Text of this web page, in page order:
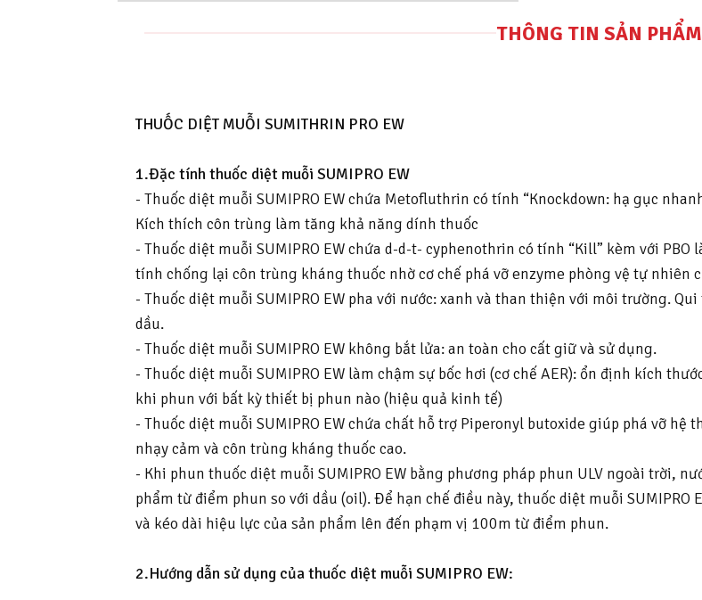
THÔNG TIN SẢN PHẨM
THUỐC DIỆT MUỖI SUMITHRIN PRO EW
1.Đặc tính thuốc diệt muỗi SUMIPRO EW
- Thuốc diệt muỗi SUMIPRO EW chứa Metofluthrin có tính “Knockdown: hạ gục
Kích thích côn trùng làm tăng khả năng dính thuốc
- Thuốc diệt muỗi SUMIPRO EW chứa d-d-t- cyphenothrin có tính “Kill” kèm với
tính chống lại côn trùng kháng thuốc nhờ cơ chế phá vỡ enzyme phòng vệ tự nhiên
- Thuốc diệt muỗi SUMIPRO EW pha với nước: xanh và than thiện với môi trường.
dầu.
- Thuốc diệt muỗi SUMIPRO EW không bắt lửa: an toàn cho cất giữ và sử dụng.
- Thuốc diệt muỗi SUMIPRO EW làm chậm sự bốc hơi (cơ chế AER): ổn định kích
khi phun với bất kỳ thiết bị phun nào (hiệu quả kinh tế)
- Thuốc diệt muỗi SUMIPRO EW chứa chất hỗ trợ Piperonyl butoxide giúp phá vỡ
nhạy cảm và côn trùng kháng thuốc cao.
- Khi phun thuốc diệt muỗi SUMIPRO EW bằng phương pháp phun ULV ngoài trời,
phẩm từ điểm phun so với dầu (oil). Để hạn chế điều này, thuốc diệt muỗi SUMIPRO
và kéo dài hiệu lực của sản phẩm lên đến phạm vị 100m từ điểm phun.
2.Hướng dẫn sử dụng của thuốc diệt muỗi SUMIPRO EW: